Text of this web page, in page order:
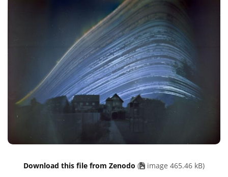
Download this file from Zenodo ( image 465.46 kB)